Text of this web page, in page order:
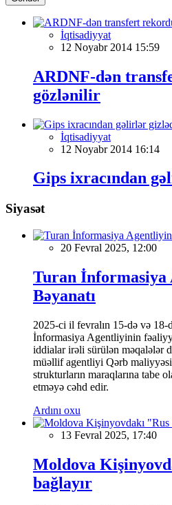
İqtisadiyyat
12 Noyabr 2014 15:59
ARDNF-dən
gözlənilir
İqtisadiyyat
12 Noyabr 2014 16:14
Gips ixracından
Siyasət
20 Fevral 2025, 12:00
Turan
Bəyanatı
2025-ci il fevralın 15-də və 18-
İnformasiya Agentliyinin
iddialar irəli sürülən məqalələr
müəllif agentliyi Qərb
strukturların maraqlarına tabe
etməyə cəhd edir.
Ardını oxu
13 Fevral 2025, 17:40
Moldova
bağlayır